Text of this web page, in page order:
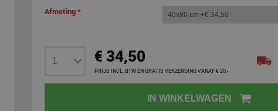
Afmeting*
€ 34,50
PRIJS INCL. BTW EN GRATIS VERZENDING VANAF € 20,-
IN WINKELWAGEN